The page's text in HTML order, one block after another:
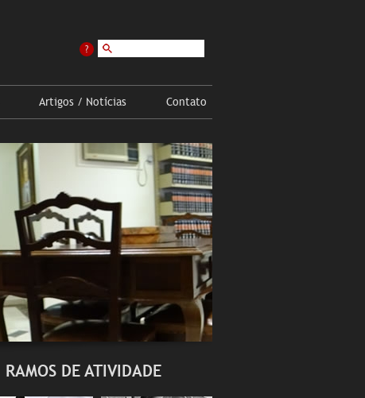
?
Artigos / Notícias Contato
RAMOS DE ATIVIDADE